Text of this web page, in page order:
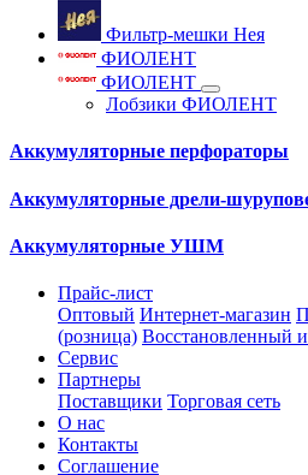
Фильтр-мешки Нея
ФИОЛЕНТ
ФИОЛЕНТ
Лобзики ФИОЛЕНТ
Аккумуляторные перфораторы
Аккумуляторные дрели-
Аккумуляторные УШМ
Прайс-лист
Оптовый Интернет-магазин
(розница) Восстановленный
Сервис
Партнеры
Поставщики Торговая сеть
О нас
Контакты
Соглашение